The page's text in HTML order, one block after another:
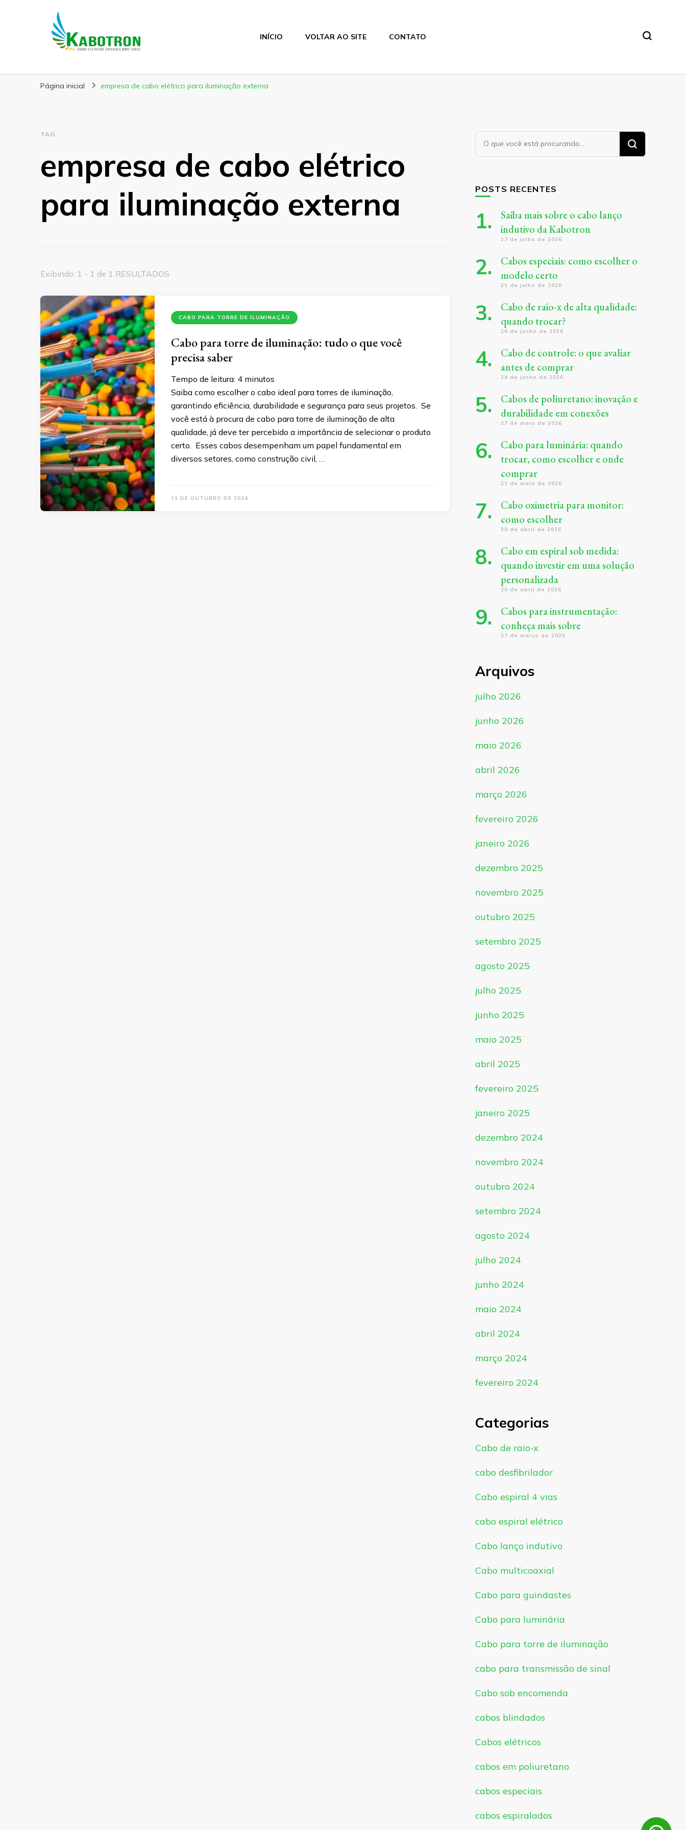
Kabotron
INÍCIO VOLTAR AO SITE CONTATO
Página inicial empresa de cabo elétrico para iluminação externa
TAG
empresa de cabo elétrico
para iluminação externa
Exibindo: 1 - 1 de 1 RESULTADOS
CABO PARA TORRE DE ILUMINAÇÃO
Cabo para torre de iluminação: tudo o que você
precisa saber
Tempo de leitura: 4 minutos
Saiba como escolher o cabo ideal para torres de iluminação,
garantindo eficiência, durabilidade e segurança para seus projetos. Se
você está à procura de cabo para torre de iluminação de alta
qualidade, já deve ter percebido a importância de selecionar o produto
certo. Esses cabos desempenham um papel fundamental em
diversos setores, como construção civil, …
11 DE OUTUBRO DE 2024
Procurando
algo?
POSTS RECENTES
Saiba mais sobre o cabo lanço
indutivo da Kabotron
27 de julho de 2026
Cabos especiais: como escolher o
modelo certo
21 de julho de 2026
Cabo de raio-x de alta qualidade:
quando trocar?
26 de junho de 2026
Cabo de controle: o que avaliar
antes de comprar
24 de junho de 2026
Cabos de poliuretano: inovação e
durabilidade em conexões
27 de maio de 2026
Cabo para luminária: quando
trocar, como escolher e onde
comprar
21 de maio de 2026
Cabo oximetria para monitor:
como escolher
30 de abril de 2026
Cabo em espiral sob medida:
quando investir em uma solução
personalizada
20 de abril de 2026
Cabos para instrumentação:
conheça mais sobre
27 de março de 2026
Arquivos
julho 2026
junho 2026
maio 2026
abril 2026
março 2026
fevereiro 2026
janeiro 2026
dezembro 2025
novembro 2025
outubro 2025
setembro 2025
agosto 2025
julho 2025
junho 2025
maio 2025
abril 2025
fevereiro 2025
janeiro 2025
dezembro 2024
novembro 2024
outubro 2024
setembro 2024
agosto 2024
julho 2024
junho 2024
maio 2024
abril 2024
março 2024
fevereiro 2024
Categorias
Cabo de raio-x
cabo desfibrilador
Cabo espiral 4 vias
cabo espiral elétrico
Cabo lanço indutivo
Cabo multicoaxial
Cabo para guindastes
Cabo para luminária
Cabo para torre de iluminação
cabo para transmissão de sinal
Cabo sob encomenda
cabos blindados
Cabos elétricos
cabos em poliuretano
cabos especiais
cabos espiralados